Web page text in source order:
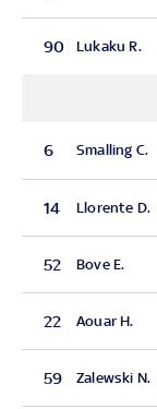
90 Lukaku R.
6 Smalling C.
14 Llorente D.
52 Bove E.
22 Aouar H.
59 Zalewski N.